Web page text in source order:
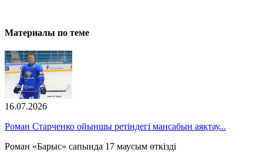
Материалы по теме
16.07.2026
Роман Старченко ойыншы ретіндегі мансабын аяқтау...
Роман «Барыс» сапында 17 маусым өткізді